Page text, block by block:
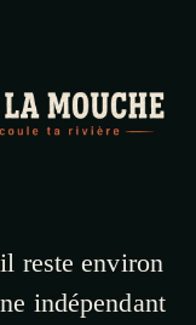
reste environ
indépendant